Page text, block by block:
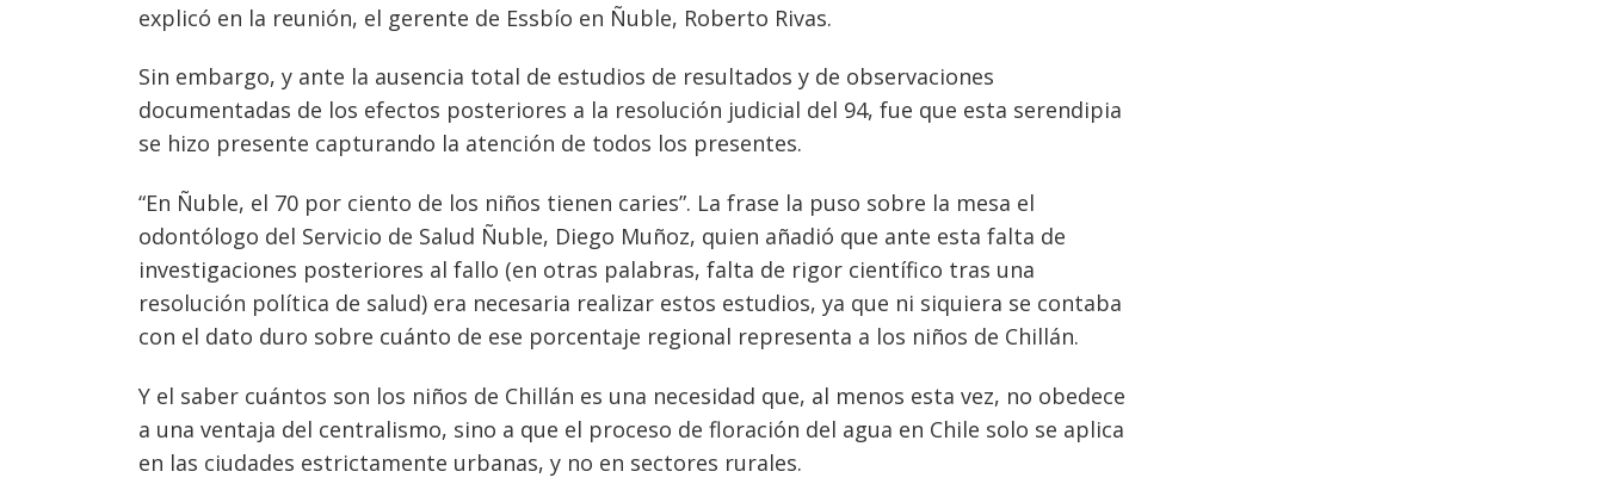
explicó en la reunión, el gerente de Essbío en Ñuble, Roberto Rivas.
Sin embargo, y ante la ausencia total de estudios de resultados y de observaciones
documentadas de los efectos posteriores a la resolución judicial del 94, fue que esta serendipia
se hizo presente capturando la atención de todos los presentes.
“En Ñuble, el 70 por ciento de los niños tienen caries”. La frase la puso sobre la mesa el
odontólogo del Servicio de Salud Ñuble, Diego Muñoz, quien añadió que ante esta falta de
investigaciones posteriores al fallo (en otras palabras, falta de rigor científico tras una
resolución política de salud) era necesaria realizar estos estudios, ya que ni siquiera se contaba
con el dato duro sobre cuánto de ese porcentaje regional representa a los niños de Chillán.
Y el saber cuántos son los niños de Chillán es una necesidad que, al menos esta vez, no obedece
a una ventaja del centralismo, sino a que el proceso de floración del agua en Chile solo se aplica
en las ciudades estrictamente urbanas, y no en sectores rurales.